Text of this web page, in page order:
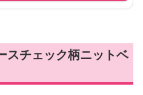
スチェック柄ニットベ